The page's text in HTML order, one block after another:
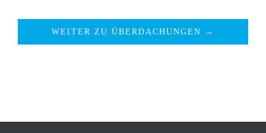
WEITER ZU ÜBERDACHUNGEN →